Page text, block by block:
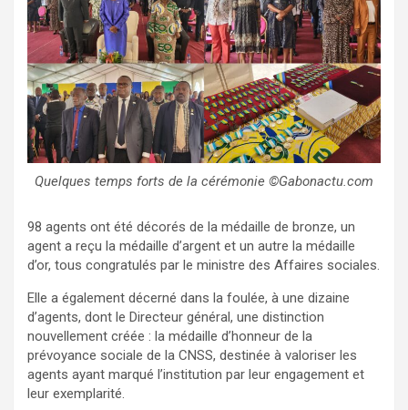
Quelques temps forts de la cérémonie ©Gabonactu.com
98 agents ont été décorés de la médaille de bronze, un
agent a reçu la médaille d’argent et un autre la médaille
d’or, tous congratulés par le ministre des Affaires sociales.
Elle a également décerné dans la foulée, à une dizaine
d’agents, dont le Directeur général, une distinction
nouvellement créée : la médaille d’honneur de la
prévoyance sociale de la CNSS, destinée à valoriser les
agents ayant marqué l’institution par leur engagement et
leur exemplarité.